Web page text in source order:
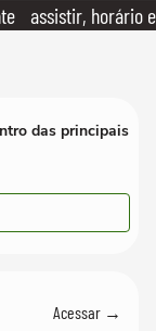
assistir, horário
das principais
Acessar →